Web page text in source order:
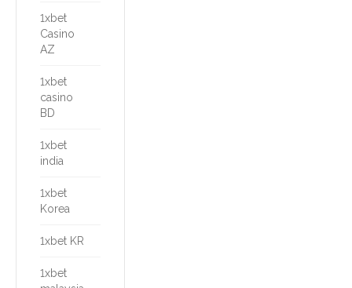
1xbet
Casino
AZ
1xbet
casino
BD
1xbet
india
1xbet
Korea
1xbet KR
1xbet